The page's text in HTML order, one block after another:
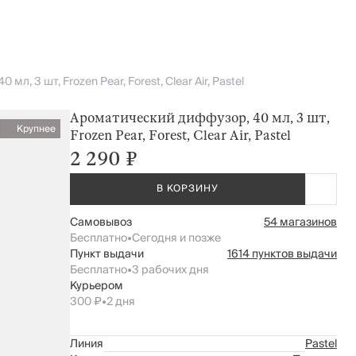
мл, 3 шт, Frozen Pear, Forest, Clear Air, Pastel
Крупнее
Ароматический диффузор, 40 мл, 3 шт,
Frozen Pear, Forest, Clear Air, Pastel
2 290 ₽
В КОРЗИНУ
Самовывоз
54 магазинов
Бесплатно•Сегодня и позже
Пункт выдачи
1614 пунктов выдачи
Бесплатно•3 рабочих дня
Курьером
300 ₽•2 дня
Линия
Pastel